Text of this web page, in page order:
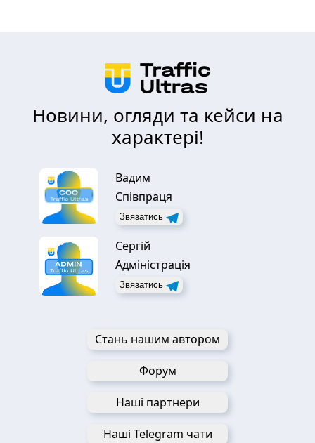
Новини, огляди та кейси на
характері!
Вадим
Співпраця
Звязатись
Сергій
Адміністрація
Звязатись
Стань нашим автором
Форум
Наші партнери
Наші Telegram чати